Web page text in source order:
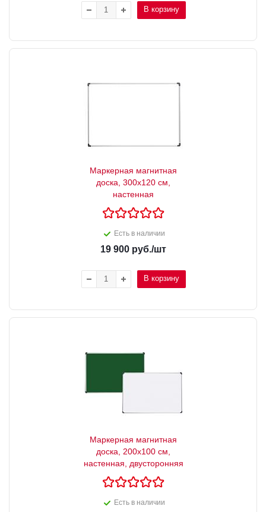
В корзину
Маркерная магнитная
доска, 300x120 см,
настенная
Есть в наличии
19 900 руб./шт
В корзину
Маркерная магнитная
доска, 200x100 см,
настенная, двусторонняя
Есть в наличии